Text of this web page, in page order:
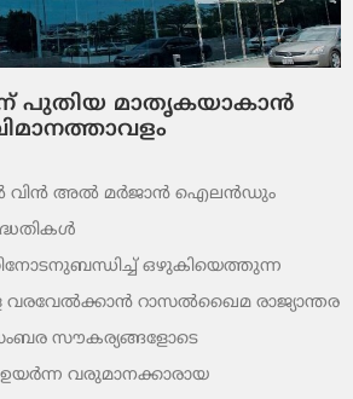
പുതിയ മാതൃകയാകാൻ
വിൻ അൽ മർജാൻ ഐലൻഡും
ഒഴുകിയെത്തുന്ന
വരവേൽക്കാൻ റാസൽഖൈമ രാജ്യാന്തര
സൗകര്യങ്ങളോടെ
വരുമാനക്കാരായ